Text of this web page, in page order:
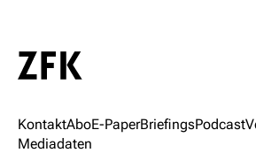
KontaktAboE-PaperBriefingsPodcast
Mediadaten